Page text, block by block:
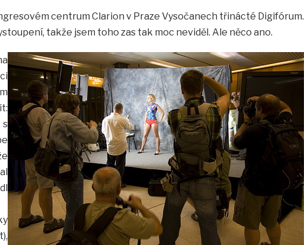
centrum Clarion v Praze Vysočanech třinácté Digifórum.
takže jsem toho zas tak moc neviděl. Ale něco ano.